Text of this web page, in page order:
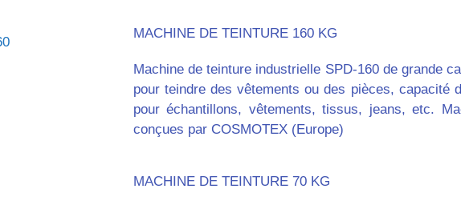
MACHINE DE TEINTURE 160 KG
Machine de teinture industrielle SPD-160 de grande
pour teindre des vêtements ou des pièces, capacité
pour échantillons, vêtements, tissus, jeans, etc.
conçues par COSMOTEX (Europe)
MACHINE DE TEINTURE 70 KG